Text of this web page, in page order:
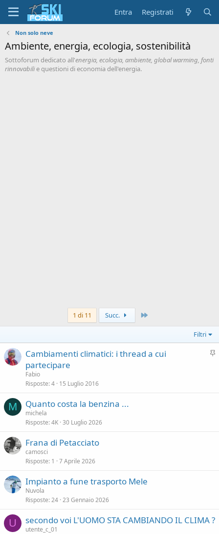
Entra Registrati
Non solo neve
Ambiente, energia, ecologia, sostenibilità
Sottoforum dedicato all'energia, ecologia, ambiente, global warming, fonti
rinnovabilie questioni di economia dell'energia.
1 di 11 Succ.
Filtri
I
Cambiamenti climatici: i thread a cui
partecipare
Fabio
Risposte 4 15 Luglio 2016
M Quanto costa la benzina ...
michela
Risposte 4K 30 Luglio 2026
Frana di Petacciato
camosci
Risposte 1 7 Aprile 2026
Impianto a fune trasporto Mele
Nuvola
Risposte 24 23 Gennaio 2026
U secondo voi L'UOMO STA CAMBIANDO IL CLIMA ?
utente_c_01